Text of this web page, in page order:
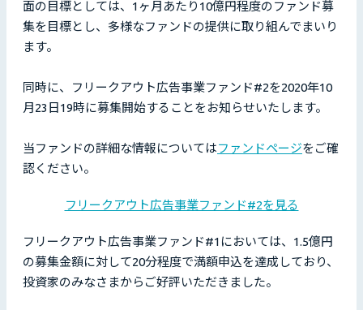
面の目標としては、1ヶ月あたり10億円程度のファンド募
集を目標とし、多様なファンドの提供に取り組んでまいり
ます。
同時に、フリークアウト広告事業ファンド#2を2020年10
月23日19時に募集開始することをお知らせいたします。
当ファンドの詳細な情報についてはファンドページをご確
認ください。
フリークアウト広告事業ファンド#2を見る
フリークアウト広告事業ファンド#1においては、1.5億円
の募集金額に対して20分程度で満額申込を達成しており、
投資家のみなさまからご好評いただきました。